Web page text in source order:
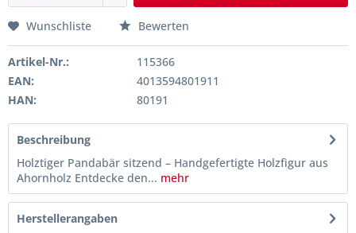
Wunschliste Bewerten
Artikel-Nr.:
115366
EAN:
4013594801911
HAN:
80191
Beschreibung
Holztiger Pandabär sitzend – Handgefertigte Holzfigur aus
Ahornholz Entdecke den... mehr
Herstellerangaben